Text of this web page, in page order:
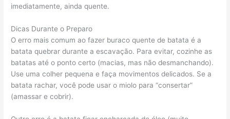
imediatamente, ainda quente.
Dicas Durante o Preparo
O erro mais comum ao fazer buraco quente de batata é a
batata quebrar durante a escavação. Para evitar, cozinhe as
batatas até o ponto certo (macias, mas não desmanchando).
Use uma colher pequena e faça movimentos delicados. Se a
batata rachar, você pode usar o miolo para “consertar”
(amassar e cobrir).